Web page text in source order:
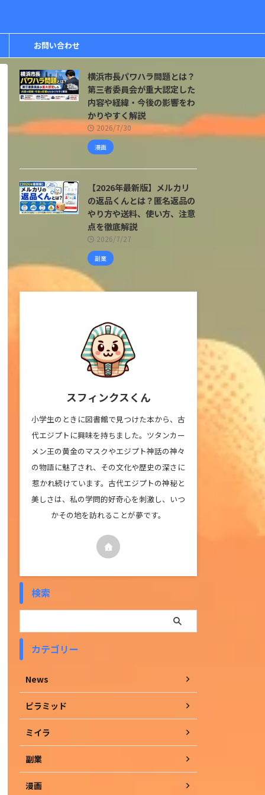
お問い合わせ
横浜市長パワハラ問題とは？
第三者委員会が重大認定した
内容や経緯・今後の影響をわ
かりやすく解説
2026/7/30
漫画
【2026年最新版】メルカリ
の返品くんとは？匿名返品の
やり方や送料、使い方、注意
点を徹底解説
2026/7/27
副業
スフィンクスくん
小学生のときに図書館で見つけた本から、古
代エジプトに興味を持ちました。ツタンカー
メン王の黄金のマスクやエジプト神話の神々
の物語に魅了され、その文化や歴史の深さに
惹かれ続けています。古代エジプトの神秘と
美しさは、私の学問的好奇心を刺激し、いつ
かその地を訪れることが夢です。
検索
カテゴリー
News
ピラミッド
ミイラ
副業
漫画